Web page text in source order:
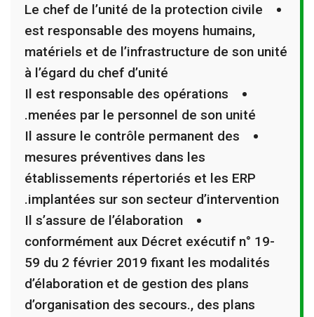
Le chef de l’unité de la protection civile
est responsable des moyens humains,
matériels et de l’infrastructure de son unité
à l’égard du chef d’unité
Il est responsable des opérations
menées par le personnel de son unité.
Il assure le contrôle permanent des
mesures préventives dans les
établissements répertoriés et les ERP
implantées sur son secteur d’intervention.
Il s’assure de l’élaboration
conformément aux Décret exécutif n° 19-
59 du 2 février 2019 fixant les modalités
d’élaboration et de gestion des plans
d’organisation des secours., des plans